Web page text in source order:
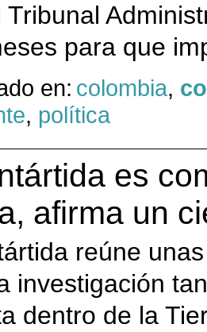
Tribunal
para que
en: colombia,
, política
es
afirma un
reúne
investigación
dentro de la